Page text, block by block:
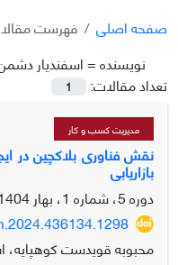
صفحه اصلی
فهرست
نویسنده =اسفندیار
تعداد مقالات:
1
مدیریت کسب و کار
نقش فناوری بلاکچین در
بازاریابی
دوره 5، شماره 1، بهار 1404، صفحه
محبوبه قویدست کوهپایه،